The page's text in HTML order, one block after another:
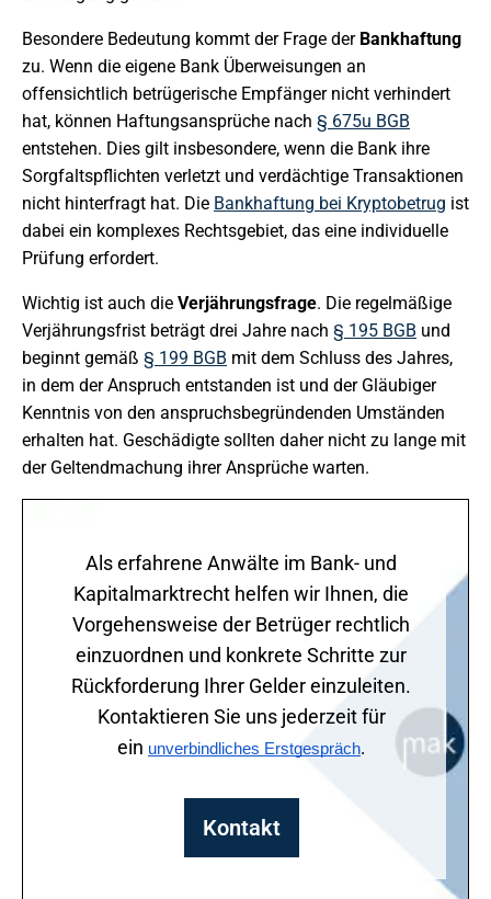
Besondere Bedeutung kommt der Frage der Bankhaftung
zu. Wenn die eigene Bank Überweisungen an
offensichtlich betrügerische Empfänger nicht verhindert
hat, können Haftungsansprüche nach § 675u BGB
entstehen. Dies gilt insbesondere, wenn die Bank ihre
Sorgfaltspflichten verletzt und verdächtige Transaktionen
nicht hinterfragt hat. Die Bankhaftung bei Kryptobetrug ist
dabei ein komplexes Rechtsgebiet, das eine individuelle
Prüfung erfordert.
Wichtig ist auch die Verjährungsfrage. Die regelmäßige
Verjährungsfrist beträgt drei Jahre nach § 195 BGB und
beginnt gemäß § 199 BGB mit dem Schluss des Jahres,
in dem der Anspruch entstanden ist und der Gläubiger
Kenntnis von den anspruchsbegründenden Umständen
erhalten hat. Geschädigte sollten daher nicht zu lange mit
der Geltendmachung ihrer Ansprüche warten.
Als erfahrene Anwälte im Bank- und
Kapitalmarktrecht helfen wir Ihnen, die
Vorgehensweise der Betrüger rechtlich
einzuordnen und konkrete Schritte zur
Rückforderung Ihrer Gelder einzuleiten.
Kontaktieren Sie uns jederzeit für
ein unverbindliches Erstgespräch.
Kontakt